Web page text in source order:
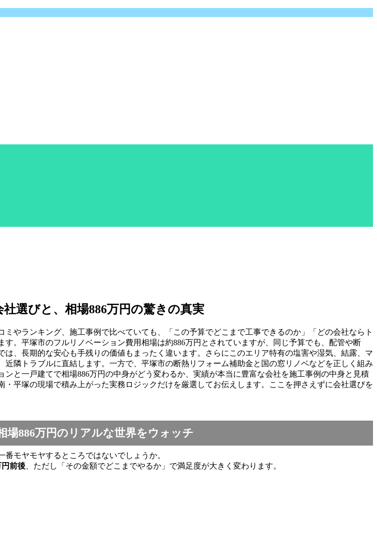
選びと、相場886万円の驚きの真実
やランキング、施工事例で比べていても、「この予算でどこまで工事できるのか」「どの会社ならト
。平塚市のフルリノベーション費用相場は約886万円とされていますが、同じ予算でも、配管や断
、長期的な安心も手残りの価値もまったく違います。さらにこのエリア特有の塩害や湿気、結露、マ
隣トラブルに直結します。一方で、平塚市の断熱リフォーム補助金と国の窓リノベなどを正しく組み
と一戸建てで相場886万円の中身がどう変わるか、実績が本当に豊富な会社を施工事例の中身と見積
平塚の現場で積み上がった実務ロジックだけを厳選してお伝えします。ここを押さえずに会社選びを
886万円のリアルな世界をウォッチ
モヤモヤするところではないでしょうか。
前後 、ただし「その金額でどこまでやるか」で満足度が大きく変わります。